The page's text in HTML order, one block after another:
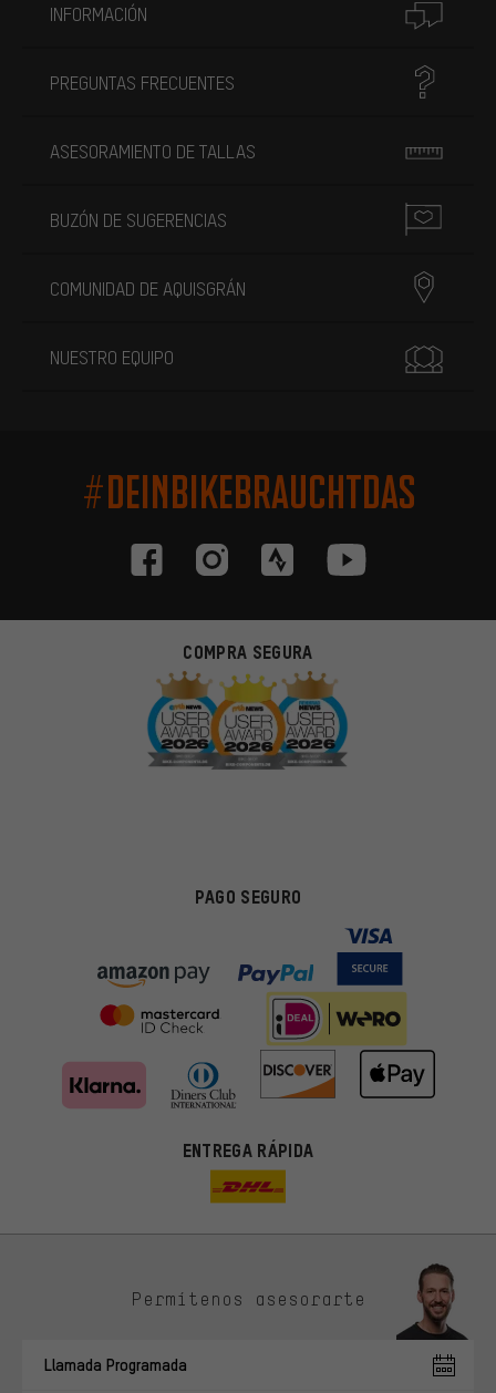
INFORMACIÓN
PREGUNTAS FRECUENTES
ASESORAMIENTO DE TALLAS
BUZÓN DE SUGERENCIAS
COMUNIDAD DE AQUISGRÁN
NUESTRO EQUIPO
#DEINBIKEBRAUCHTDAS
COMPRA SEGURA
PAGO SEGURO
ENTREGA RÁPIDA
Permítenos asesorarte
Llamada Programada
ti. Las cookies de marketing nos ayudan a identificar tus